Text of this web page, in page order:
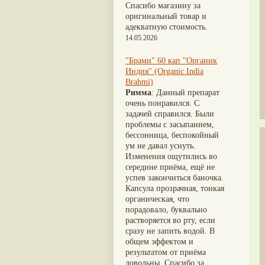
(3)
Аштаваргам
Брихатьяди(3)
Видарьяди(3)
Гуггул
Дханвантарам 101(3)
Дханвантарам тайлам(3)
Кайлаш дживан(3)
Кальянака гритам(3)
Кримикутхар рас(3)
Кунжутное масло (3)
Кутаджа(3)
Кширабала(3)
Лив 52(3)
more...
Шиладжит
(19)
Кориандр
Зира(17)
Крапива индийская(17)
Патола
Холарена - Кутаджа(17)
Шионака(17)
Аджван/Ажгон(16)
Акация катеху(16)
Кальций(16)
Укроп пахучий(16)
Дашамула(15)
Лодхра(14)
Моринга(14)
Перец кубеба(14)
Сахарный тростник
Бхунимба/Андрографис
метельчатый(13)
Гвоздика(13)
Кассия трубчатая(13)
Мезуя железная(13)
Спасибо магазину за
оригинальный товар и
адекватную стоимость.
14.05.2026
"Брами" 60 кап "Органик
Индия" (Organic India
Brahmi)
Римма: Данный препарат
очень понравился. С
задачей справился. Были
проблемы с засыпанием,
бессонница, беспокойный
ум не давал уснуть.
Изменения ощутились во
середине приёма, ещё не
успев закончиться баночка.
Капсула прозрачная, тонкая
органическая, что
порадовало, буквально
растворяется во рту, если
сразу не запить водой. В
общем эффектом и
результатом от приёма
довольны. Спасибо за